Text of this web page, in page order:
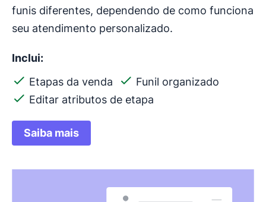
funis diferentes, dependendo de como funciona
seu atendimento personalizado.
Inclui:
Etapas da venda
Funil organizado
Editar atributos de etapa
Saiba mais